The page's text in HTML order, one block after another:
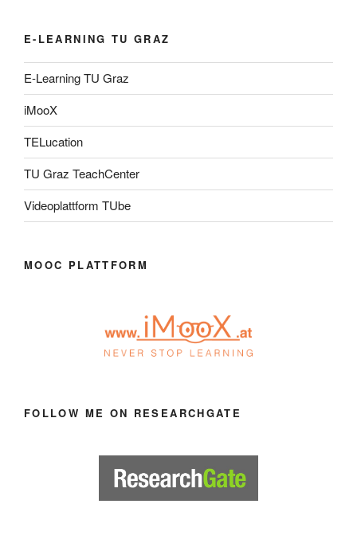
E-LEARNING TU GRAZ
E-Learning TU Graz
iMooX
TELucation
TU Graz TeachCenter
Videoplattform TUbe
MOOC PLATTFORM
FOLLOW ME ON RESEARCHGATE